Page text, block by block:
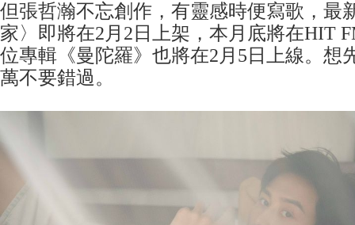
但張哲瀚不忘創作，有靈感時便寫歌，最
家〉即將在2月2日上架，本月底將在HIT
位專輯《曼陀羅》也將在2月5日上線。想
萬不要錯過。